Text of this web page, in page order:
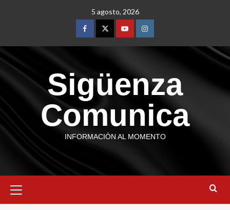
5 agosto, 2026
Sigüenza
Comunica
INFORMACIÓN AL MOMENTO